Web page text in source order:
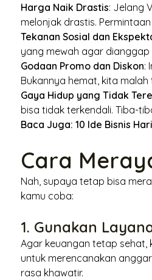
Harga Naik Drastis: Jelang
melonjak drastis.
Tekanan Sosial dan
yang mewah agar dianggap
Godaan Promo dan Diskon:
Bukannya hemat, kita
Gaya Hidup yang Tidak
bisa tidak terkendali. Tiba-
Baca Juga:10 Ide Bisnis
Cara
Nah, supaya tetap bisa
kamu coba:
1. Gunakan
Agar keuangan tetap sehat,
untuk merencanakan
rasa khawatir.